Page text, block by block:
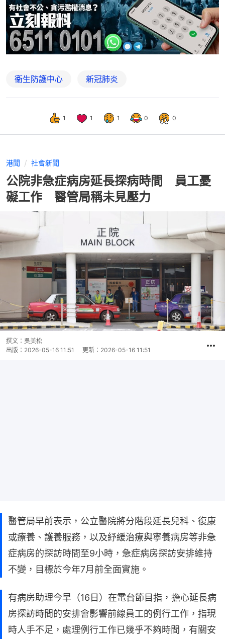
衞生防護中心 新冠肺炎
1 1 1 0 0
港聞 社會新聞
公院非急症病房延長探病時間 員工憂
礙工作 醫管局稱未見壓力
撰文： 吳美松
出版： 2026-05-16 11:51 更新： 2026-05-16 11:51
醫管局早前表示，公立醫院將分階段延長兒科、復康
或療養、護養服務，以及紓緩治療與寧養病房等非急
症病房的探訪時間至9小時，急症病房探訪安排維持
不變，目標於今年7月前全面實施。
有病房助理今早（16日）在電台節目指，擔心延長病
房探訪時間的安排會影響前線員工的例行工作，指現
時人手不足，處理例行工作已幾乎不夠時間，有關安